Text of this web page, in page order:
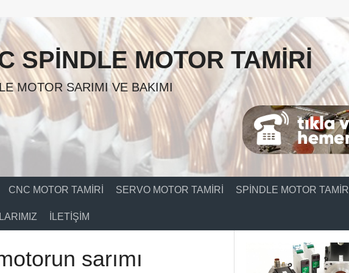
SPINDLE MOTOR TAMIRI
MOTOR SARIMI VE BAKIMI
CNC MOTOR TAMIRI SERVO MOTOR TAMIRI SPINDLE MOTOR TAMIRI
İLETIŞIM
sarımı